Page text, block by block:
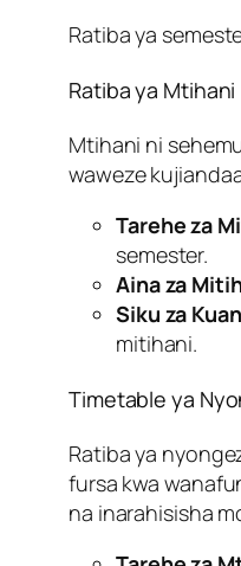
Ratiba ya
Ratiba ya Mtihani
Mtihani ni
waweze
Tarehe za
semester.
Aina za
Siku za
mitihani.
Timetable ya
Ratiba ya
fursa kwa
na inarahisisha